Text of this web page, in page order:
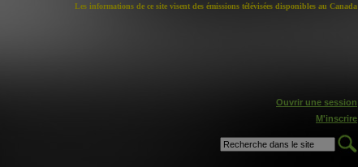
Les informations de ce site visent des émissions télévisées disponibles au Canada
Ouvrir une session
M'inscrire